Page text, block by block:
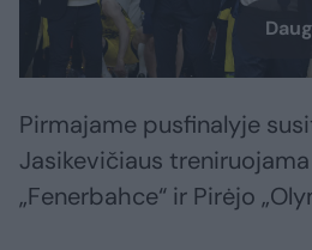
Pirmajame pusfinalyje
Jasikevičiaus
„Fenerbahce“ ir Pirėjo